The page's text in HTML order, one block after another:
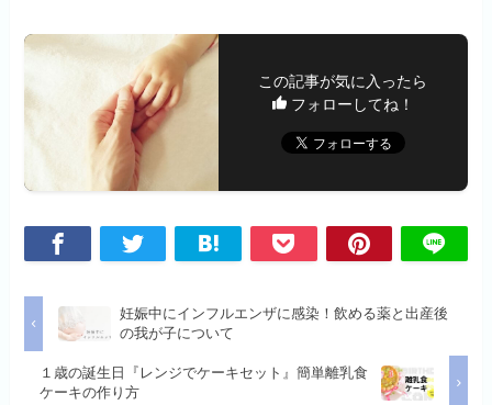
この記事が気に入ったら
フォローしてね！
妊娠中にインフルエンザに感染！飲める薬と出産後
の我が子について
１歳の誕生日『レンジでケーキセット』簡単離乳食
ケーキの作り方